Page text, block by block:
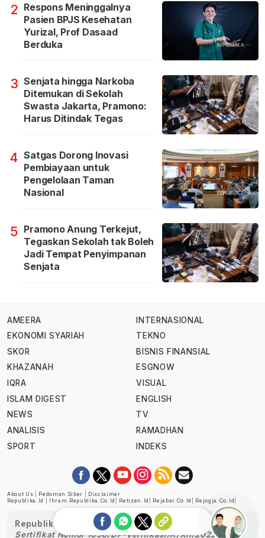
2 Respons Meninggalnya
Pasien BPJS Kesehatan
Yurizal, Prof Dasaad
Berduka
3 Senjata hingga Narkoba
Ditemukan di Sekolah
Swasta Jakarta, Pramono:
Harus Ditindak Tegas
4 Satgas Dorong Inovasi
Pembiayaan untuk
Pengelolaan Taman
Nasional
5 Pramono Anung Terkejut,
Tegaskan Sekolah tak Boleh
Jadi Tempat Penyimpanan
Senjata
AMEERA
EKONOMI SYARIAH
SKOR
KHAZANAH
IQRA
ISLAM DIGEST
NEWS
ANALISIS
SPORT
INTERNASIONAL
TEKNO
BISNIS FINANSIAL
ESGNOW
VISUAL
ENGLISH
TV
RAMADHAN
INDEKS
About Us Pedoman Siber
Disclaimer
Republika.id
Ihram.republika.co.id Retizen.id Rejabar.co.id Rejogja.co.id
Republika telah diverifikasi oleh Dewan Pers
Sertifikat Nomor 1058/DP-Verifikasi/K/XII/2022